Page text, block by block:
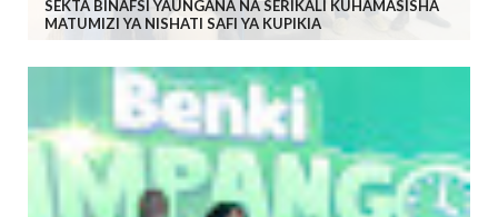
SEKTA BINAFSI YAUNGANA NA SERIKALI KUHAMASISHA
MATUMIZI YA NISHATI SAFI YA KUPIKIA